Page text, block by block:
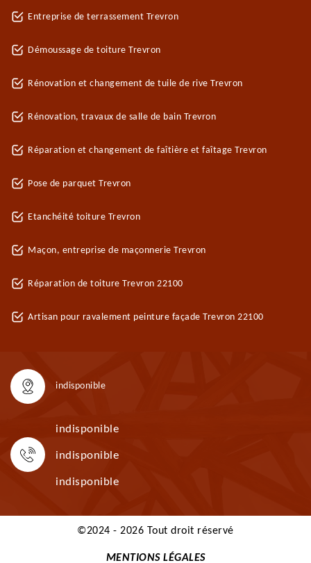
Entreprise de terrassement Trevron
Démoussage de toiture Trevron
Rénovation et changement de tuile de rive Trevron
Rénovation, travaux de salle de bain Trevron
Réparation et changement de faîtière et faîtage Trevron
Pose de parquet Trevron
Etanchéité toiture Trevron
Maçon, entreprise de maçonnerie Trevron
Réparation de toiture Trevron 22100
Artisan pour ravalement peinture façade Trevron 22100
indisponible
indisponible
indisponible
indisponible
©2024 - 2026 Tout droit réservé
MENTIONS LÉGALES